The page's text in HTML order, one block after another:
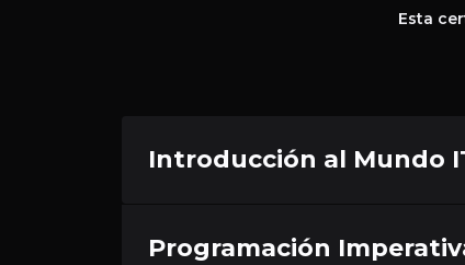
Esta
Introducción al Mundo
Programación